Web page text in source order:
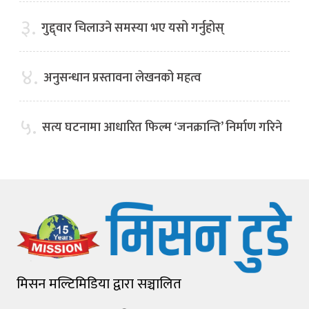
३. गुद्द्वार चिलाउने समस्या भए यसो गर्नुहोस्
४. अनुसन्धान प्रस्तावना लेखनको महत्व
५. सत्य घटनामा आधारित फिल्म ‘जनक्रान्ति’ निर्माण गरिने
मिसन मल्टिमिडिया द्वारा सञ्चालित